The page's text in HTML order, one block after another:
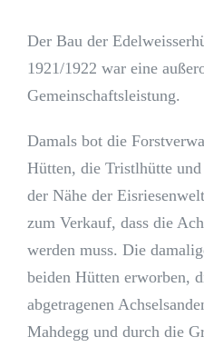
Der Bau der
1921/1922 war eine
Gemeinschaftsleistung.
Damals bot die
Hütten, die Tristlhütte
der Nähe der
zum Verkauf, dass die
werden muss. Die
beiden Hütten erworben,
abgetragenen
Mahdegg und durch die